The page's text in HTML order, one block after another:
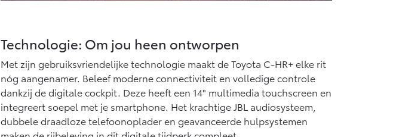
Technologie: Om jou heen ontworpen
Met zijn gebruiksvriendelijke technologie maakt de Toyota C-HR+ elke rit
nóg aangenamer. Beleef moderne connectiviteit en volledige controle
dankzij de digitale cockpit. Deze heeft een 14" multimedia touchscreen en
integreert soepel met je smartphone. Het krachtige JBL audiosysteem,
dubbele draadloze telefoonoplader en geavanceerde hulpsystemen